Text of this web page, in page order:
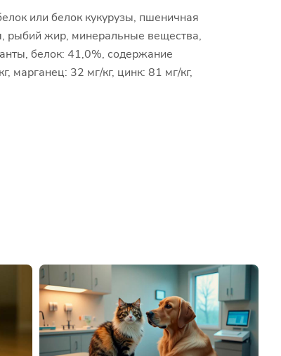
или белок кукурузы, пшеничная
рыбий жир, минеральные вещества,
белок: 41,0%, содержание
марганец: 32 мг/кг, цинк: 81 мг/кг,